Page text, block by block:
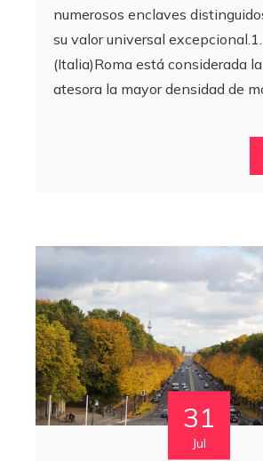
numerosos enclaves
su valor universal
(Italia)Roma está considerada
atesora la mayor densidad de
31
Jul